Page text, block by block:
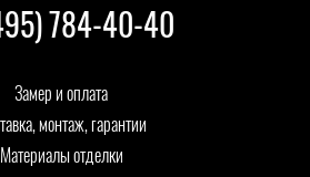
784-40-40
Замер и оплата
монтаж, гарантии
Материалы отделки